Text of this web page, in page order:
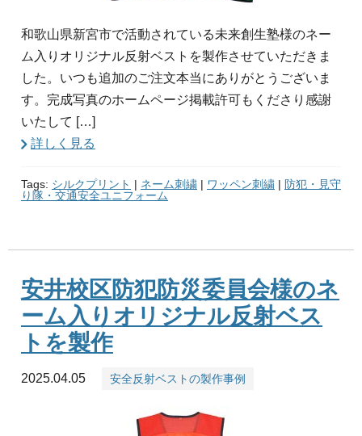
和歌山県新宮市で活動されている未来創生塾様のネー
ム入りオリジナル反射ベストを製作させていただきま
した。いつも追加のご注文本当にありがとうございま
す。完成写真のホームページ掲載許可もくださり感謝
いたして […]
詳しく見る
Tags: シルクプリント | ネーム刺繍 | ワッペン刺繍 | 防犯・見守
り隊・交通安全ユニフォーム
安井校区防犯防災委員会様のネ
ーム入りオリジナル反射ベス
トを製作
2025.04.05 安全反射ベストの製作事例